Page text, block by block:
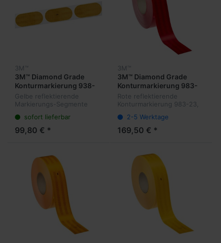
3M™
3M™ Diamond Grade
Konturmarkierung 938-
71 S Gelb Segmente
Gelbe reflektierende
Markierungs-Segmente
ECE 104
sofort lieferbar
99,80 € *
3M™
3M™ Diamond Grade
Konturmarkierung 983-
72 Rot
Rote reflektierende
Konturmarkierung 983-23,
2-5 Werktage
169,50 € *